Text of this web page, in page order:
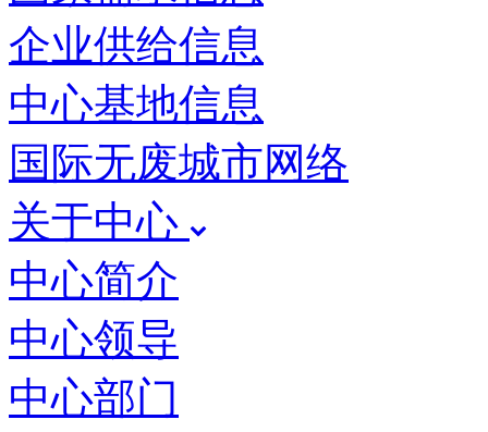
企业供给信息
中心基地信息
国际无废城市网络
关于中心
中心简介
中心领导
中心部门